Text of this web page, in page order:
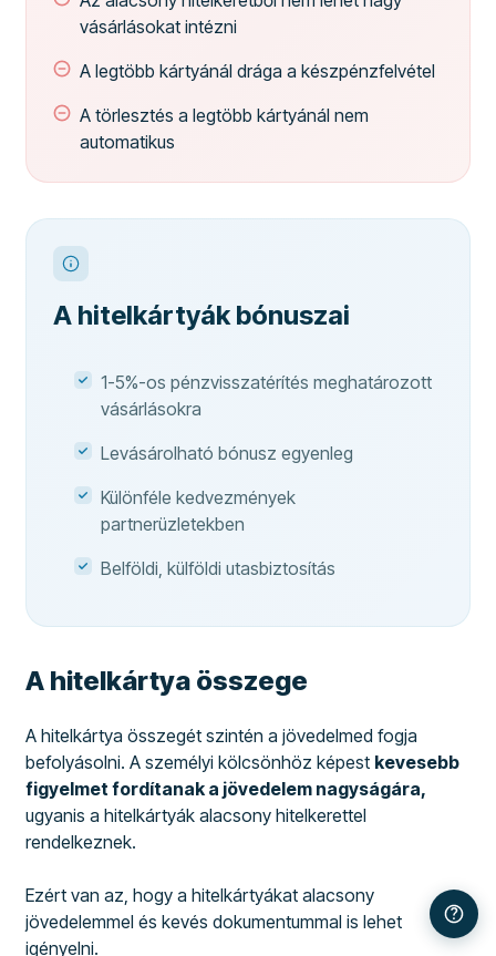
vásárlásokat intézni
A legtöbb kártyánál drága a készpénzfelvétel
A törlesztés a legtöbb kártyánál nem
automatikus
A hitelkártyák bónuszai
1-5%-os pénzvisszatérítés meghatározott
vásárlásokra
Levásárolható bónusz egyenleg
Különféle kedvezmények
partnerüzletekben
Belföldi, külföldi utasbiztosítás
A hitelkártya összege
A hitelkártya összegét szintén a jövedelmed fogja
befolyásolni. A személyi kölcsönhöz képest kevesebb
figyelmet fordítanak a jövedelem nagyságára,
ugyanis a hitelkártyák alacsony hitelkerettel
rendelkeznek.
Ezért van az, hogy a hitelkártyákat alacsony
jövedelemmel és kevés dokumentummal is lehet
igényelni.